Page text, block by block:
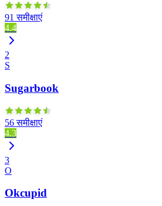
91 समीक्षाएं
4.4
2
S
Sugarbook
56 समीक्षाएं
4.3
3
O
Okcupid